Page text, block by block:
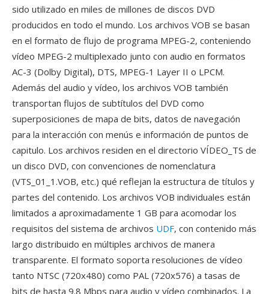
sido utilizado en miles de millones de discos DVD
producidos en todo el mundo. Los archivos VOB se basan
en el formato de flujo de programa MPEG-2, conteniendo
vídeo MPEG-2 multiplexado junto con audio en formatos
AC-3 (Dolby Digital), DTS, MPEG-1 Layer II o LPCM.
Además del audio y vídeo, los archivos VOB también
transportan flujos de subtítulos del DVD como
superposiciones de mapa de bits, datos de navegación
para la interacción con menús e información de puntos de
capitulo. Los archivos residen en el directorio VÍDEO_TS de
un disco DVD, con convenciones de nomenclatura
(VTS_01_1.VOB, etc.) qué reflejan la estructura de títulos y
partes del contenido. Los archivos VOB individuales están
limitados a aproximadamente 1 GB para acomodar los
requisitos del sistema de archivos UDF, con contenido más
largo distribuido en múltiples archivos de manera
transparente. El formato soporta resoluciones de vídeo
tanto NTSC (720x480) como PAL (720x576) a tasas de
bits de hasta 9.8 Mbps para audio y vídeo combinados. La